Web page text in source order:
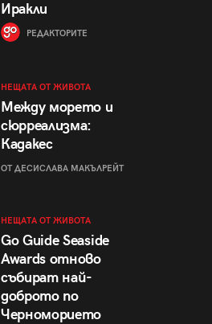
Иракли
РЕДАКТОРИТЕ
НЕЩАТА ОТ ЖИВОТА
Между морето и
сюрреализма:
Кадакес
ОТ ДЕСИСЛАВА МАКЪЛРЕЙТ
НЕЩАТА ОТ ЖИВОТА
Go Guide Seaside
Awards отново
събират най-
доброто по
Черноморието